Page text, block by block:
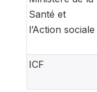
Santé et
l’Action sociale
ICF